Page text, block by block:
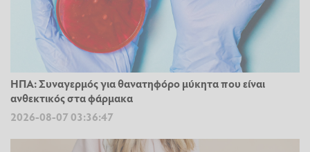
ΗΠΑ: Συναγερμός για θανατηφόρο μύκητα που είναι
ανθεκτικός στα φάρμακα
2026-08-07 03:36:47